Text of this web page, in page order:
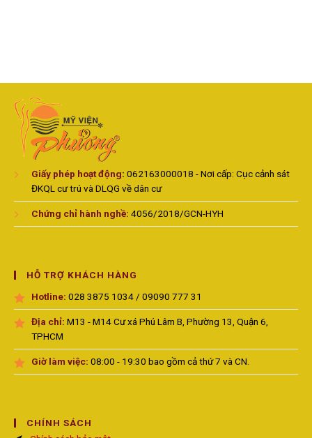
Giấy phép hoạt động: 062163000018 - Nơi cấp: Cục cảnh sát
ĐKQL cư trú và DLQG về dân cư
Chứng chỉ hành nghề: 4056/2018/GCN-HYH
HỖ TRỢ KHÁCH HÀNG
Hotline: 028 3875 1034 / 09090 777 31
Địa chỉ: M13 - M14 Cư xá Phú Lâm B, Phường 13, Quận 6,
TPHCM
Giờ làm việc: 08:00 - 19:30 bao gồm cả thứ 7 và CN.
CHÍNH SÁCH